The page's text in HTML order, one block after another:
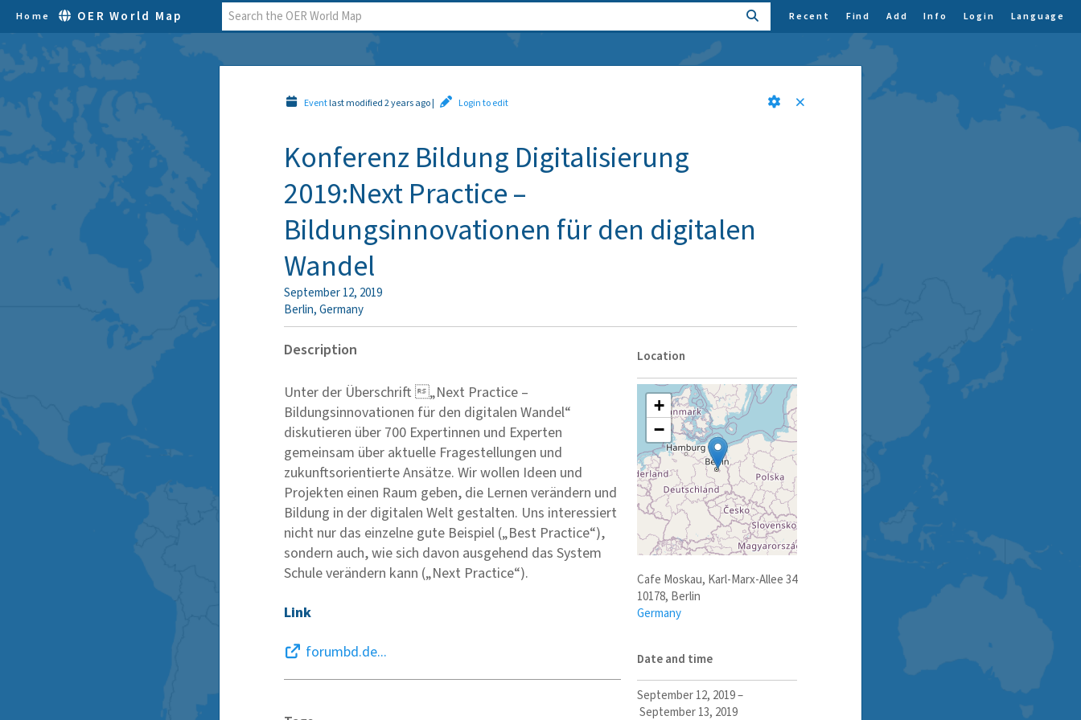
Home OER World Map Recent Find Add Info Login Language
Eventlast modified 2 years ago| Login to edit
Konferenz Bildung Digitalisierung
2019:Next Practice –
Bildungsinnovationen für den digitalen
Wandel
September 12, 2019
Berlin,Germany
Description
Unter der Überschrift „Next Practice –
Bildungsinnovationen für den digitalen Wandel“
diskutieren über 700 Expertinnen und Experten
gemeinsam über aktuelle Fragestellungen und
zukunftsorientierte Ansätze. Wir wollen Ideen und
Projekten einen Raum geben, die Lernen verändern und
Bildung in der digitalen Welt gestalten. Uns interessiert
nicht nur das einzelne gute Beispiel („Best Practice“),
sondern auch, wie sich davon ausgehend das System
Schule verändern kann („Next Practice“).
Link
forumbd.de...
Location
+
−
Cafe Moskau, Karl-Marx-Allee 34
10178, Berlin
Germany
Date and time
September 12, 2019–
September 13, 2019